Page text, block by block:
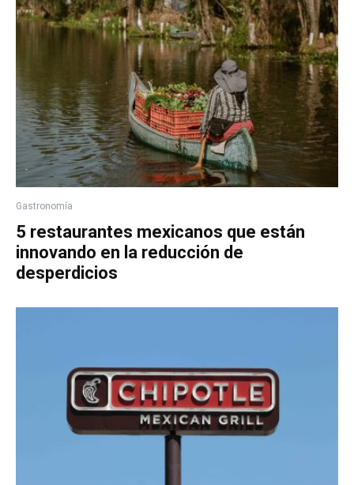
Gastronomía
5 restaurantes mexicanos que están
innovando en la reducción de
desperdicios